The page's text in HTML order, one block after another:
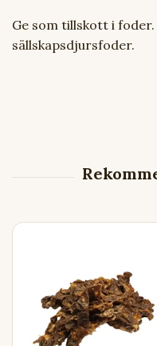
Ge som tillskott i
sällskapsdjursfoder.